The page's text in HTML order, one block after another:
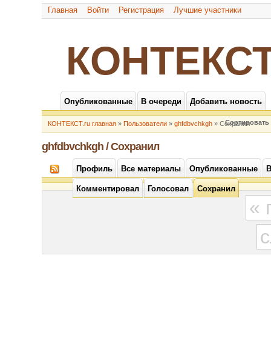
Главная Войти Регистрация Лучшие участники
Опубликованные В очереди Добавить новость
КОНТЕКСТ.ru главная » Пользователи » ghfdbvchkgh » Сохранил
ghfdbvchkgh / Сохранил
Профиль Все материалы Опубликованные
Комментировал Голосовал Сохранил
«